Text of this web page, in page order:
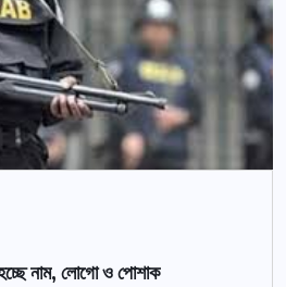
হচ্ছে নাম, লোগো ও পোশাক